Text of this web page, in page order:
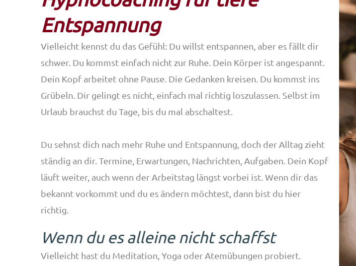
Entspannung
Vielleicht kennst du das Gefühl: Du willst entspannen, aber es fällt dir
schwer. Du kommst einfach nicht zur Ruhe. Dein Körper ist angespannt.
Dein Kopf arbeitet ohne Pause. Die Gedanken kreisen. Du kommst ins
Grübeln. Dir gelingt es nicht, einfach mal richtig loszulassen. Selbst im
Urlaub brauchst du Tage, bis du mal abschaltest.
Du sehnst dich nach mehr Ruhe und Entspannung, doch der Alltag zieht
ständig an dir. Termine, Erwartungen, Nachrichten, Aufgaben. Dein Kopf
läuft weiter, auch wenn der Arbeitstag längst vorbei ist. Wenn dir das
bekannt vorkommt und du es ändern möchtest, dann bist du hier
richtig.
Wenn du es alleine nicht schaffst
Vielleicht hast du Meditation, Yoga oder Atemübungen probiert.